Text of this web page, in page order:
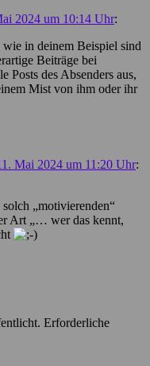
2024 um 10:14 Uhr:
in deinem Beispiel sind
Beiträge bei
Posts des Absenders aus,
Mist von ihm oder ihr
Mai 2024 um 11:20 Uhr:
„motivierenden“
Art „… wer das kennt,
Erforderliche